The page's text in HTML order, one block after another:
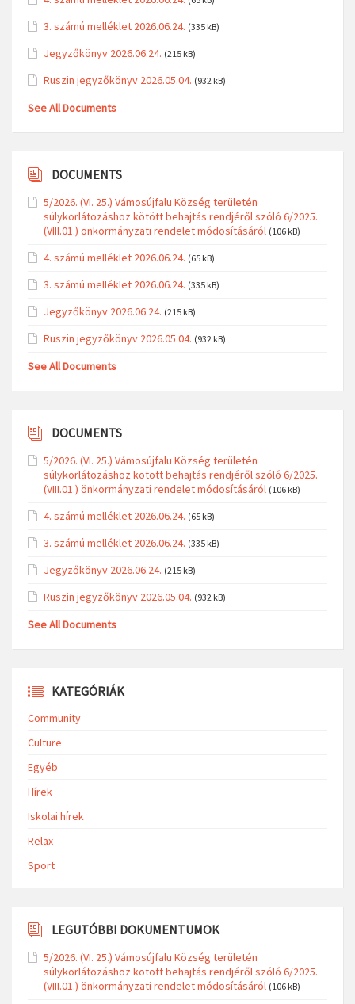
3. számú melléklet 2026.06.24. (335 kB)
Jegyzőkönyv 2026.06.24. (215 kB)
Ruszin jegyzőkönyv 2026.05.04. (932 kB)
See All Documents
DOCUMENTS
5/2026. (VI. 25.) Vámosújfalu Község területén
súlykorlátozáshoz kötött behajtás rendjéről szóló 6/2025.
(VIII.01.) önkormányzati rendelet módosításáról (106 kB)
4. számú melléklet 2026.06.24. (65 kB)
3. számú melléklet 2026.06.24. (335 kB)
Jegyzőkönyv 2026.06.24. (215 kB)
Ruszin jegyzőkönyv 2026.05.04. (932 kB)
See All Documents
DOCUMENTS
5/2026. (VI. 25.) Vámosújfalu Község területén
súlykorlátozáshoz kötött behajtás rendjéről szóló 6/2025.
(VIII.01.) önkormányzati rendelet módosításáról (106 kB)
4. számú melléklet 2026.06.24. (65 kB)
3. számú melléklet 2026.06.24. (335 kB)
Jegyzőkönyv 2026.06.24. (215 kB)
Ruszin jegyzőkönyv 2026.05.04. (932 kB)
See All Documents
KATEGÓRIÁK
Community
Culture
Egyéb
Hírek
Iskolai hírek
Relax
Sport
LEGUTÓBBI DOKUMENTUMOK
5/2026. (VI. 25.) Vámosújfalu Község területén
súlykorlátozáshoz kötött behajtás rendjéről szóló 6/2025.
(VIII.01.) önkormányzati rendelet módosításáról (106 kB)